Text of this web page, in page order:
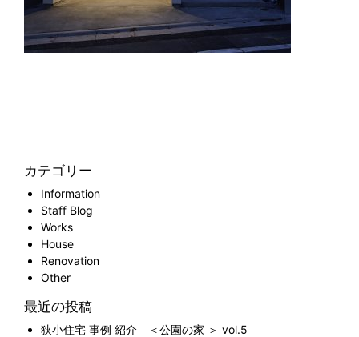
カテゴリー
Information
Staff Blog
Works
House
Renovation
Other
最近の投稿
狭小住宅 事例 紹介 ＜公園の家 ＞ vol.5